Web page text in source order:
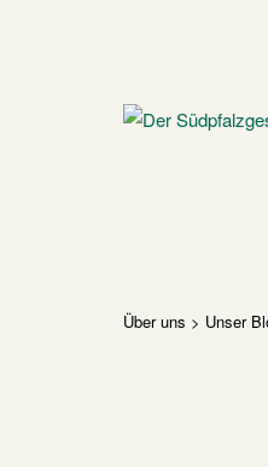
Home
Über uns > Unser